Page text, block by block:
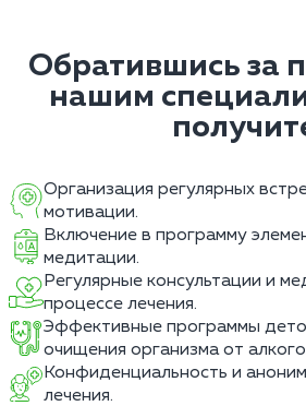
Обратившись за
нашим
Организация регулярных
мотивации.
Включение в программу
медитации.
Регулярные консультации и
процессе лечения.
Эффективные программы
очищения организма от
Конфиденциальность и
лечения.